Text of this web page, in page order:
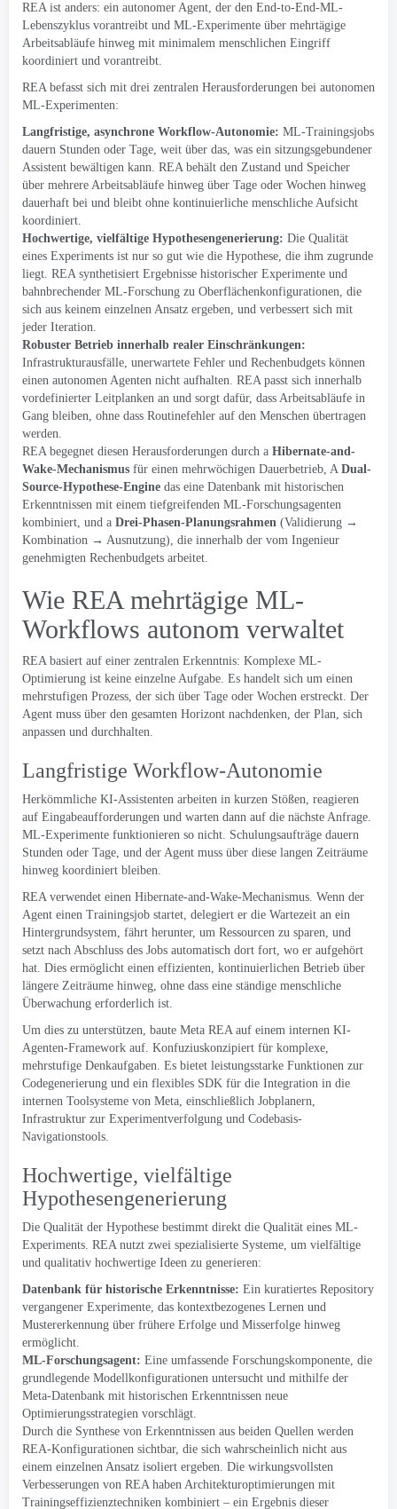
REA ist anders: ein autonomer Agent, der den End-to-End-ML-
Lebenszyklus vorantreibt und ML-Experimente über mehrtägige
Arbeitsabläufe hinweg mit minimalem menschlichen Eingriff
koordiniert und vorantreibt.
REA befasst sich mit drei zentralen Herausforderungen bei autonomen
ML-Experimenten:
Langfristige, asynchrone Workflow-Autonomie: ML-Trainingsjobs
dauern Stunden oder Tage, weit über das, was ein sitzungsgebundener
Assistent bewältigen kann. REA behält den Zustand und Speicher
über mehrere Arbeitsabläufe hinweg über Tage oder Wochen hinweg
dauerhaft bei und bleibt ohne kontinuierliche menschliche Aufsicht
koordiniert.
Hochwertige, vielfältige Hypothesengenerierung: Die Qualität
eines Experiments ist nur so gut wie die Hypothese, die ihm zugrunde
liegt. REA synthetisiert Ergebnisse historischer Experimente und
bahnbrechender ML-Forschung zu Oberflächenkonfigurationen, die
sich aus keinem einzelnen Ansatz ergeben, und verbessert sich mit
jeder Iteration.
Robuster Betrieb innerhalb realer Einschränkungen:
Infrastrukturausfälle, unerwartete Fehler und Rechenbudgets können
einen autonomen Agenten nicht aufhalten. REA passt sich innerhalb
vordefinierter Leitplanken an und sorgt dafür, dass Arbeitsabläufe in
Gang bleiben, ohne dass Routinefehler auf den Menschen übertragen
werden.
REA begegnet diesen Herausforderungen durch a Hibernate-and-
Wake-Mechanismus für einen mehrwöchigen Dauerbetrieb, A Dual-
Source-Hypothese-Engine das eine Datenbank mit historischen
Erkenntnissen mit einem tiefgreifenden ML-Forschungsagenten
kombiniert, und a Drei-Phasen-Planungsrahmen (Validierung →
Kombination → Ausnutzung), die innerhalb der vom Ingenieur
genehmigten Rechenbudgets arbeitet.
Wie REA mehrtägige ML-
Workflows autonom verwaltet
REA basiert auf einer zentralen Erkenntnis: Komplexe ML-
Optimierung ist keine einzelne Aufgabe. Es handelt sich um einen
mehrstufigen Prozess, der sich über Tage oder Wochen erstreckt. Der
Agent muss über den gesamten Horizont nachdenken, der Plan, sich
anpassen und durchhalten.
Langfristige Workflow-Autonomie
Herkömmliche KI-Assistenten arbeiten in kurzen Stößen, reagieren
auf Eingabeaufforderungen und warten dann auf die nächste Anfrage.
ML-Experimente funktionieren so nicht. Schulungsaufträge dauern
Stunden oder Tage, und der Agent muss über diese langen Zeiträume
hinweg koordiniert bleiben.
REA verwendet einen Hibernate-and-Wake-Mechanismus. Wenn der
Agent einen Trainingsjob startet, delegiert er die Wartezeit an ein
Hintergrundsystem, fährt herunter, um Ressourcen zu sparen, und
setzt nach Abschluss des Jobs automatisch dort fort, wo er aufgehört
hat. Dies ermöglicht einen effizienten, kontinuierlichen Betrieb über
längere Zeiträume hinweg, ohne dass eine ständige menschliche
Überwachung erforderlich ist.
Um dies zu unterstützen, baute Meta REA auf einem internen KI-
Agenten-Framework auf. Konfuziuskonzipiert für komplexe,
mehrstufige Denkaufgaben. Es bietet leistungsstarke Funktionen zur
Codegenerierung und ein flexibles SDK für die Integration in die
internen Toolsysteme von Meta, einschließlich Jobplanern,
Infrastruktur zur Experimentverfolgung und Codebasis-
Navigationstools.
Hochwertige, vielfältige
Hypothesengenerierung
Die Qualität der Hypothese bestimmt direkt die Qualität eines ML-
Experiments. REA nutzt zwei spezialisierte Systeme, um vielfältige
und qualitativ hochwertige Ideen zu generieren:
Datenbank für historische Erkenntnisse: Ein kuratiertes Repository
vergangener Experimente, das kontextbezogenes Lernen und
Mustererkennung über frühere Erfolge und Misserfolge hinweg
ermöglicht.
ML-Forschungsagent: Eine umfassende Forschungskomponente, die
grundlegende Modellkonfigurationen untersucht und mithilfe der
Meta-Datenbank mit historischen Erkenntnissen neue
Optimierungsstrategien vorschlägt.
Durch die Synthese von Erkenntnissen aus beiden Quellen werden
REA-Konfigurationen sichtbar, die sich wahrscheinlich nicht aus
einem einzelnen Ansatz isoliert ergeben. Die wirkungsvollsten
Verbesserungen von REA haben Architekturoptimierungen mit
Trainingseffizienztechniken kombiniert – ein Ergebnis dieser